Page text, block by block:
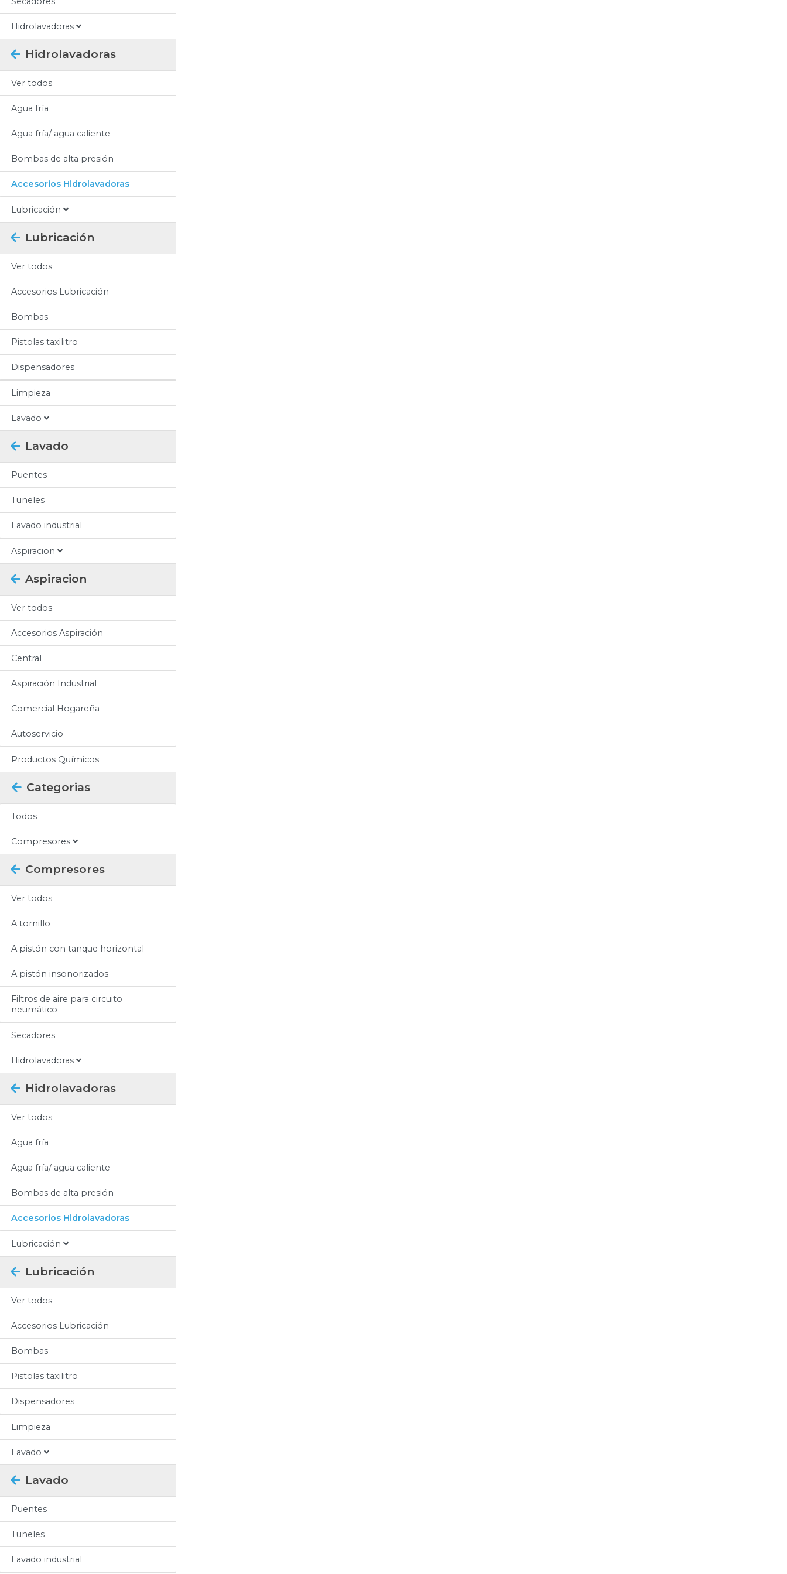
Hidrolavadoras
Hidrolavadoras
Ver todos
Agua fría
Agua fría/ agua caliente
Bombas de alta presión
Accesorios Hidrolavadoras
Lubricación
Lubricación
Ver todos
Accesorios Lubricación
Bombas
Pistolas taxilitro
Dispensadores
Limpieza
Lavado
Lavado
Puentes
Tuneles
Lavado industrial
Aspiracion
Aspiracion
Ver todos
Accesorios Aspiración
Central
Aspiración Industrial
Comercial Hogareña
Autoservicio
Productos Químicos
Categorias
Todos
Compresores
Compresores
Ver todos
A tornillo
A pistón con tanque horizontal
A pistón insonorizados
Filtros de aire para circuito
neumático
Secadores
Hidrolavadoras
Hidrolavadoras
Ver todos
Agua fría
Agua fría/ agua caliente
Bombas de alta presión
Accesorios Hidrolavadoras
Lubricación
Lubricación
Ver todos
Accesorios Lubricación
Bombas
Pistolas taxilitro
Dispensadores
Limpieza
Lavado
Lavado
Puentes
Tuneles
Lavado industrial